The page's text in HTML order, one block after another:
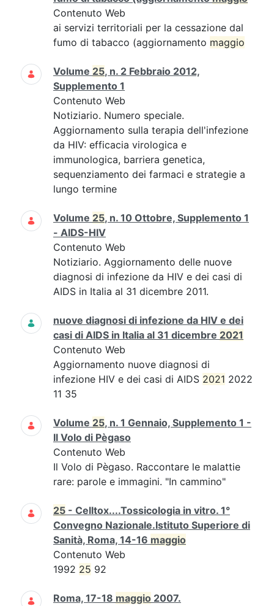
Contenuto Web
ai servizi territoriali per la cessazione dal
fumo di tabacco (aggiornamento maggio
Volume 25, n. 2 Febbraio 2012,
Supplemento 1
Contenuto Web
Notiziario. Numero speciale.
Aggiornamento sulla terapia dell'infezione
da HIV: efficacia virologica e
immunologica, barriera genetica,
sequenziamento dei farmaci e strategie a
lungo termine
Volume 25, n. 10 Ottobre, Supplemento 1
- AIDS-HIV
Contenuto Web
Notiziario. Aggiornamento delle nuove
diagnosi di infezione da HIV e dei casi di
AIDS in Italia al 31 dicembre 2011.
nuove diagnosi di infezione da HIV e dei
casi di AIDS in Italia al 31 dicembre 2021
Contenuto Web
Aggiornamento nuove diagnosi di
infezione HIV e dei casi di AIDS 2021 2022
11 35
Volume 25, n. 1 Gennaio, Supplemento 1 -
Il Volo di Pègaso
Contenuto Web
Il Volo di Pègaso. Raccontare le malattie
rare: parole e immagini. "In cammino"
25 - Celltox....Tossicologia in vitro. 1°
Convegno Nazionale.Istituto Superiore di
Sanità, Roma, 14-16 maggio
Contenuto Web
1992 25 92
Roma, 17-18 maggio 2007.